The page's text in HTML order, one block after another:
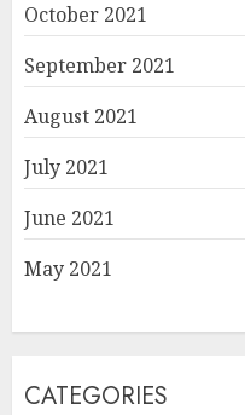
October 2021
September 2021
August 2021
July 2021
June 2021
May 2021
CATEGORIES